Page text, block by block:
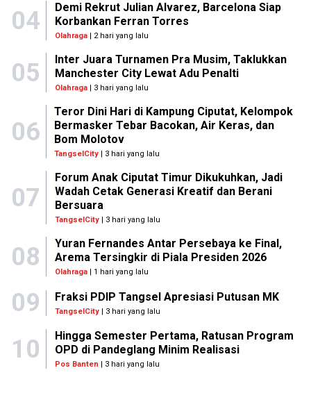
04
Demi Rekrut Julian Alvarez, Barcelona Siap
Korbankan Ferran Torres
Olahraga| 2 hari yang lalu
05
Inter Juara Turnamen Pra Musim, Taklukkan
Manchester City Lewat Adu Penalti
Olahraga| 3 hari yang lalu
06
Teror Dini Hari di Kampung Ciputat, Kelompok
Bermasker Tebar Bacokan, Air Keras, dan
Bom Molotov
TangselCity | 3 hari yang lalu
07
Forum Anak Ciputat Timur Dikukuhkan, Jadi
Wadah Cetak Generasi Kreatif dan Berani
Bersuara
TangselCity| 3 hari yang lalu
08
Yuran Fernandes Antar Persebaya ke Final,
Arema Tersingkir di Piala Presiden 2026
Olahraga| 1 hari yang lalu
09 Fraksi PDIP Tangsel Apresiasi Putusan MK
TangselCity | 3 hari yang lalu
10
Hingga Semester Pertama, Ratusan Program
OPD di Pandeglang Minim Realisasi
Pos Banten | 3 hari yang lalu